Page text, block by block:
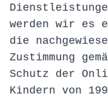
werden wir es
die
Zustimmung
Schutz der
Kindern von